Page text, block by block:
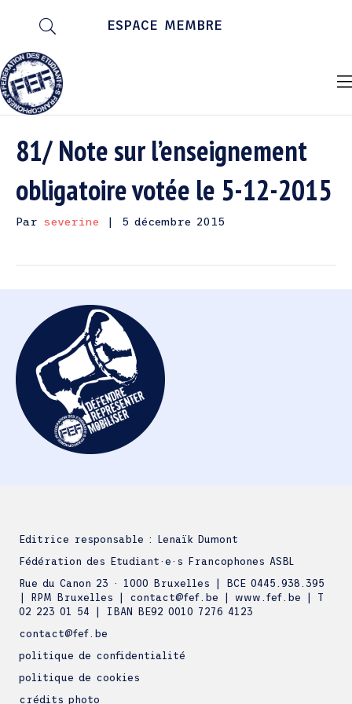
ESPACE MEMBRE
81/ Note sur l’enseignement
obligatoire votée le 5-12-2015
Par severine | 5 décembre 2015
Editrice responsable : Lenaïk Dumont
Fédération des Etudiant·e·s Francophones ASBL
Rue du Canon 23 · 1000 Bruxelles | BCE 0445.938.395
| RPM Bruxelles | contact@fef.be | www.fef.be | T
02 223 01 54 | IBAN BE92 0010 7276 4123
contact@fef.be
politique de confidentialité
politique de cookies
crédits photo